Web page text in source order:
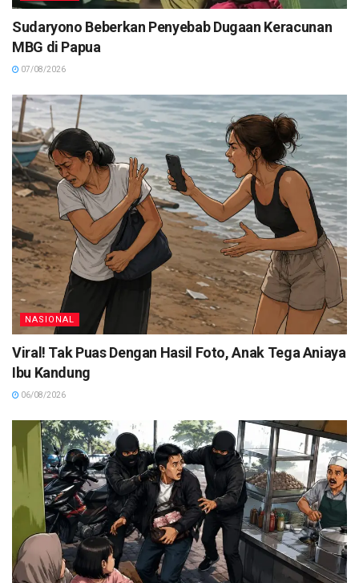
Sudaryono Beberkan Penyebab Dugaan Keracunan
MBG di Papua
07/08/2026
NASIONAL
Viral! Tak Puas Dengan Hasil Foto, Anak Tega Aniaya
Ibu Kandung
06/08/2026